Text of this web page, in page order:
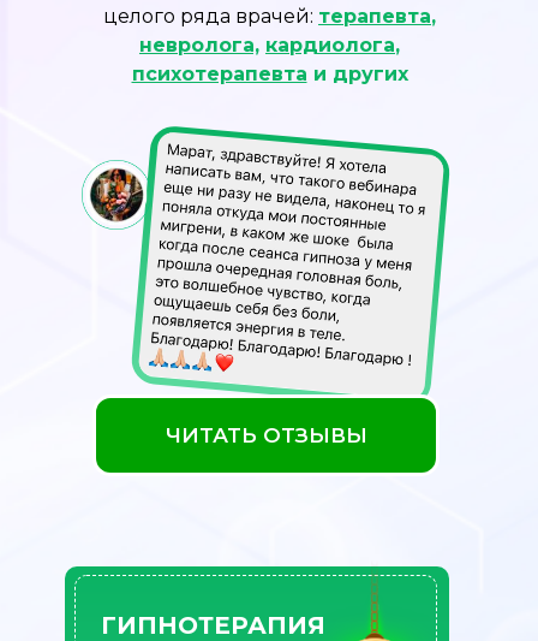
целого ряда врачей: терапевта,
невролога, кардиолога,
психотерапевта и других
ГИПНОТЕРАПИЯ
ЧИТАТЬ ОТЗЫВЫ